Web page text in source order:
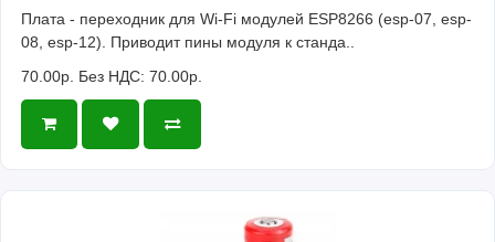
Плата - переходник для Wi-Fi модулей ESP8266 (esp-07, esp-
08, esp-12). Приводит пины модуля к станда..
70.00р. Без НДС: 70.00р.